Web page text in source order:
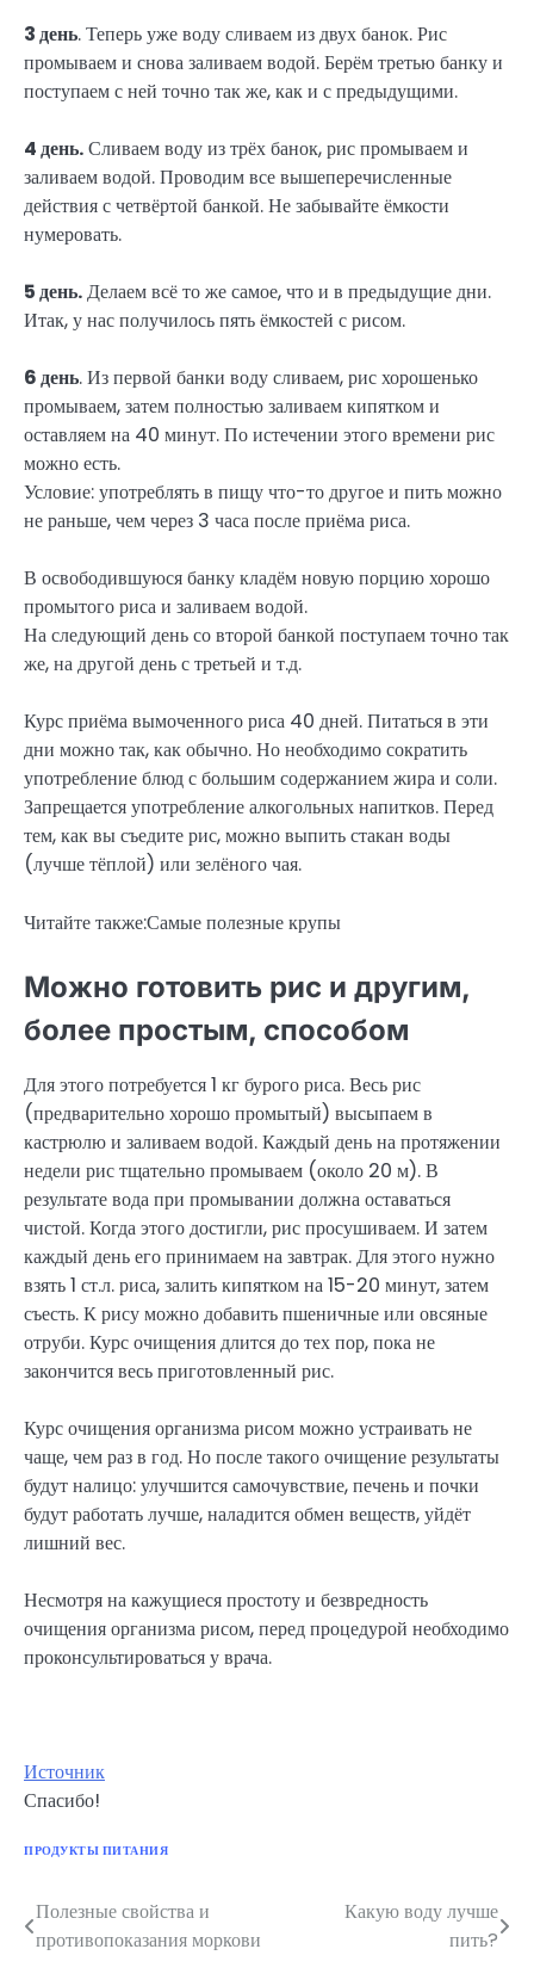
3 день. Теперь уже воду сливаем из двух банок. Рис
промываем и снова заливаем водой. Берём третью банку и
поступаем с ней точно так же, как и с предыдущими.
4 день.Сливаем воду из трёх банок, рис промываем и
заливаем водой. Проводим все вышеперечисленные
действия с четвёртой банкой. Не забывайте ёмкости
нумеровать.
5 день.Делаем всё то же самое, что и в предыдущие дни.
Итак, у нас получилось пять ёмкостей с рисом.
6 день. Из первой банки воду сливаем, рис хорошенько
промываем, затем полностью заливаем кипятком и
оставляем на 40 минут. По истечении этого времени рис
можно есть.
Условие: употреблять в пищу что-то другое и пить можно
не раньше, чем через 3 часа после приёма риса.
В освободившуюся банку кладём новую порцию хорошо
промытого риса и заливаем водой.
На следующий день со второй банкой поступаем точно так
же, на другой день с третьей и т.д.
Курс приёма вымоченного риса 40 дней. Питаться в эти
дни можно так, как обычно. Но необходимо сократить
употребление блюд с большим содержанием жира и соли.
Запрещается употребление алкогольных напитков. Перед
тем, как вы съедите рис, можно выпить стакан воды
(лучше тёплой) или зелёного чая.
Читайте также:Самые полезные крупы
Можно готовить рис и другим,
более простым, способом
Для этого потребуется 1 кг бурого риса. Весь рис
(предварительно хорошо промытый) высыпаем в
кастрюлю и заливаем водой. Каждый день на протяжении
недели рис тщательно промываем (около 20 м). В
результате вода при промывании должна оставаться
чистой. Когда этого достигли, рис просушиваем. И затем
каждый день его принимаем на завтрак. Для этого нужно
взять 1 ст.л. риса, залить кипятком на 15-20 минут, затем
съесть. К рису можно добавить пшеничные или овсяные
отруби. Курс очищения длится до тех пор, пока не
закончится весь приготовленный рис.
Курс очищения организма рисом можно устраивать не
чаще, чем раз в год. Но после такого очищение результаты
будут налицо: улучшится самочувствие, печень и почки
будут работать лучше, наладится обмен веществ, уйдёт
лишний вес.
Несмотря на кажущиеся простоту и безвредность
очищения организма рисом, перед процедурой необходимо
проконсультироваться у врача.
Источник
Спасибо!
ПРОДУКТЫ ПИТАНИЯ
Навигация
по
Полезные свойства и
противопоказания моркови
Какую воду лучше
пить?